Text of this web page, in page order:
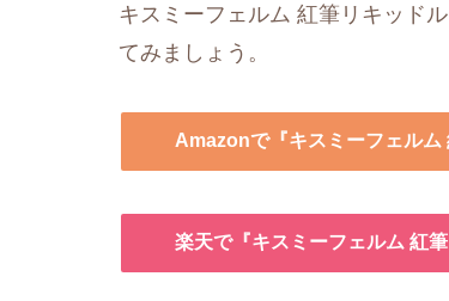
キスミーフェルム 紅筆リキッド
てみましょう。
Amazonで『キスミーフェル
楽天で『キスミーフェルム 紅